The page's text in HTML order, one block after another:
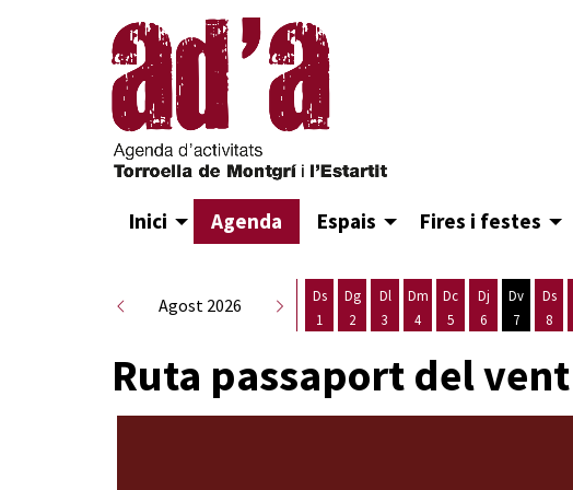
Inici Agenda Espais Fires i festes
Agost 2026
Ds
1
Dg
2
Dl
3
Dm
4
Dc
5
Dj
6
Dv
7
Ds
8
Ruta passaport del vent